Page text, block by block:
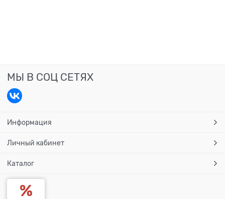
МЫ В СОЦ СЕТЯХ
Информация
Личный кабинет
Каталог